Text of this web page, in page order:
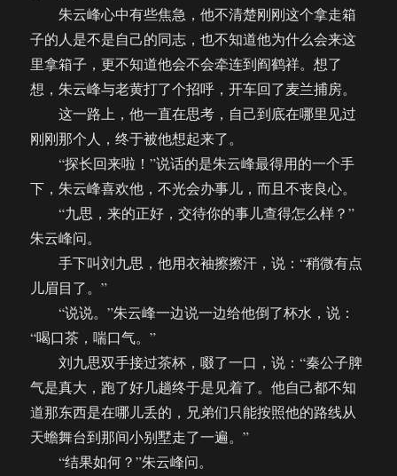
朱云峰心中有些焦急，他不清楚刚刚这个拿走箱
子的人是不是自己的同志，也不知道他为什么会来这
里拿箱子，更不知道他会不会牵连到阎鹤祥。想了
想，朱云峰与老黄打了个招呼，开车回了麦兰捕房。
这一路上，他一直在思考，自己到底在哪里见过
刚刚那个人，终于被他想起来了。
“探长回来啦！”说话的是朱云峰最得用的一个手
下，朱云峰喜欢他，不光会办事儿，而且不丧良心。
“九思，来的正好，交待你的事儿查得怎么样？”
朱云峰问。
手下叫刘九思，他用衣袖擦擦汗，说：“稍微有点
儿眉目了。”
“说说。”朱云峰一边说一边给他倒了杯水，说：
“喝口茶，喘口气。”
刘九思双手接过茶杯，啜了一口，说：“秦公子脾
气是真大，跑了好几趟终于是见着了。他自己都不知
道那东西是在哪儿丢的，兄弟们只能按照他的路线从
天蟾舞台到那间小别墅走了一遍。”
“结果如何？”朱云峰问。